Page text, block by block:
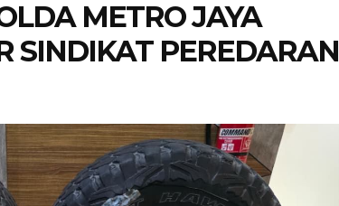
METRO JAYA
SINDIKAT PEREDARAN